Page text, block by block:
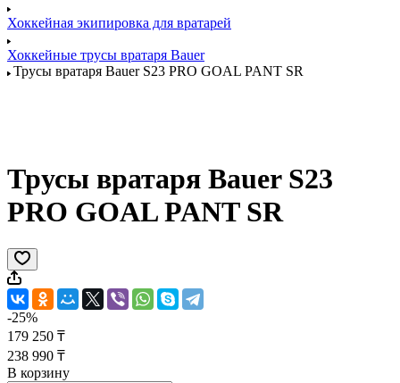
Хоккейная экипировка для вратарей
Хоккейные трусы вратаря Bauer
Трусы вратаря Bauer S23 PRO GOAL PANT SR
Трусы вратаря Bauer S23
PRO GOAL PANT SR
-25%
179 250 ₸
238 990 ₸
В корзину